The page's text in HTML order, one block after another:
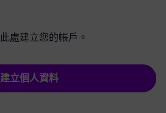
處建立您的帳戶。
建立個人資料